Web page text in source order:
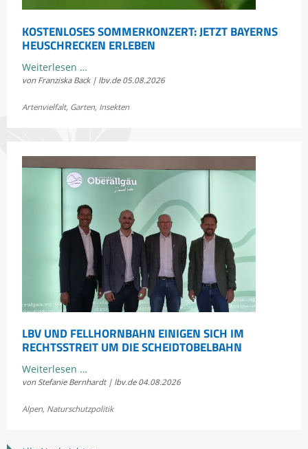
KOSTENLOSES SOMMERKONZERT: JETZT BAYERNS
HEUSCHRECKEN ERLEBEN
Weiterlesen …Kostenloses
Sommerkonzert:
Bayerns
von Franziska Back | lbv.de 05.08.2026
Artenvielfalt, Garten, Insekten
LBV UND FELLHORNBAHN EINIGEN SICH IM
RECHTSSTREIT UM DIE SCHEIDTOBELBAHN
Weiterlesen …LBV
und
einigen
von Stefanie Bernhardt | lbv.de 04.08.2026
Alpen, Naturschutzpolitik